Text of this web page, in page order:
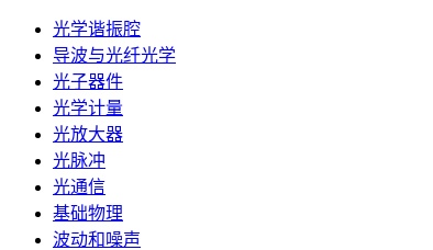
光学谐振腔
导波与光纤光学
光子器件
光学计量
光放大器
光脉冲
光通信
基础物理
波动和噪声